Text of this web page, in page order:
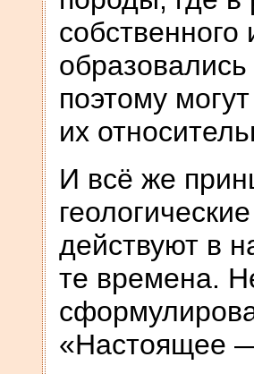
собственного
поэтому
их
И всё же
действуют в
те времена.
«Настоящее